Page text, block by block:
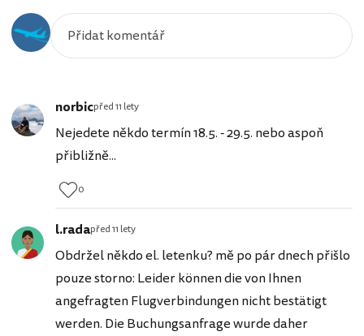
norbicpřed 11 lety
Nejedete někdo termín 18.5. - 29.5. nebo aspoň
přibližně...
0
l.radapřed 11 lety
Obdržel někdo el. letenku? mě po pár dnech přišlo
pouze storno: Leider können die von Ihnen
angefragten Flugverbindungen nicht bestätigt
werden. Die Buchungsanfrage wurde daher